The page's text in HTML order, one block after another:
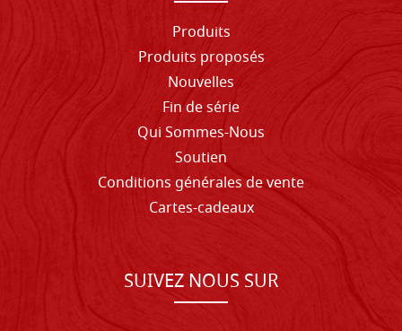
Produits
Produits proposés
Nouvelles
Fin de série
Qui Sommes-Nous
Soutien
Conditions générales de vente
Cartes-cadeaux
SUIVEZ NOUS SUR